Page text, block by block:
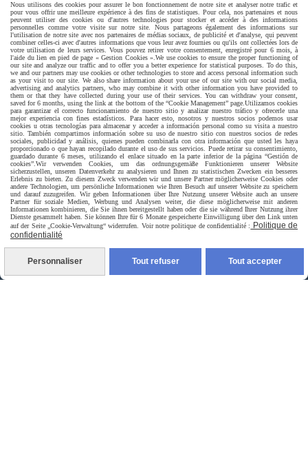
Livraison rapide
livraison à domicile France et union europeen
Nous utilisons des cookies pour assurer le bon fonctionnement de notre site et analyser notre trafic et
pour vous offrir une meilleure expérience à des fins de statistiques. Pour cela, nos partenaires et nous
peuvent utiliser des cookies ou d'autres technologies pour stocker et accéder à des informations
personnelles comme votre visite sur notre site. Nous partageons également des informations sur
l'utilisation de notre site avec nos partenaires de médias sociaux, de publicité et d'analyse, qui peuvent
combiner celles-ci avec d'autres informations que vous leur avez fournies ou qu'ils ont collectées lors de
votre utilisation de leurs services. Vous pouvez retirer votre consentement, enregistré pour 6 mois, à
l'aide du lien en pied de page « Gestion Cookies ». We use cookies to ensure the proper functioning of
our site and analyze our traffic and to offer you a better experience for statistical purposes. To do this,
we and our partners may use cookies or other technologies to store and access personal information such
as your visit to our site. We also share information about your use of our site with our social media,
advertising and analytics partners, who may combine it with other information you have provided to
them or that they have collected during your use of their services. You can withdraw your consent,
saved for 6 months, using the link at the bottom of the “Cookie Management” page. Utilizamos cookies
para garantizar el correcto funcionamiento de nuestro sitio y analizar nuestro tráfico y ofrecerle una
mejor experiencia con fines estadísticos. Para hacer esto, nosotros y nuestros socios podemos usar
cookies u otras tecnologías para almacenar y acceder a información personal como su visita a nuestro
sitio. También compartimos información sobre su uso de nuestro sitio con nuestros socios de redes
sociales, publicidad y análisis, quienes pueden combinarla con otra información que usted les haya
proporcionado o que hayan recopilado durante el uso de sus servicios. Puede retirar su consentimiento,
guardado durante 6 meses, utilizando el enlace situado en la parte inferior de la página “Gestión de
cookies”. Wir verwenden Cookies, um das ordnungsgemäße Funktionieren unserer Website
sicherzustellen, unseren Datenverkehr zu analysieren und Ihnen zu statistischen Zwecken ein besseres
Erlebnis zu bieten. Zu diesem Zweck verwenden wir und unsere Partner möglicherweise Cookies oder
andere Technologien, um persönliche Informationen wie Ihren Besuch auf unserer Website zu speichern
und darauf zuzugreifen. Wir geben Informationen über Ihre Nutzung unserer Website auch an unsere
Partner für soziale Medien, Werbung und Analysen weiter, die diese möglicherweise mit anderen
Informationen kombinieren, die Sie ihnen bereitgestellt haben oder die sie während Ihrer Nutzung ihrer
Dienste gesammelt haben. Sie können Ihre für 6 Monate gespeicherte Einwilligung über den Link unten
auf der Seite „Cookie-Verwaltung“ widerrufen. Voir notre politique de confidentialité :
Politique de
confidentialité
Personnaliser Tout refuser Tout accepter